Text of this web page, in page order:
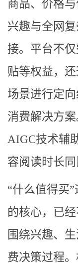
商品、价格
兴趣与全网
接。平台不
贴等权益，
场景进行定
消费解决方
AIGC技术辅
容阅读时长同
“什么值得买
的核心，已
围绕兴趣、
费决策过程